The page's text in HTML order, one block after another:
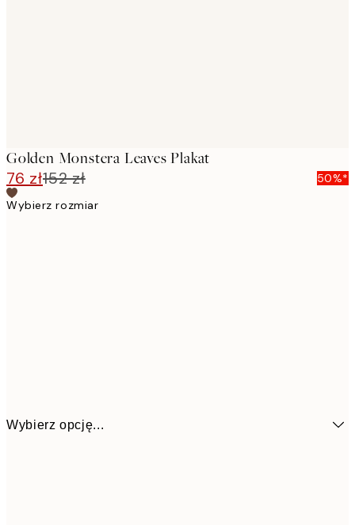
Golden Monstera Leaves Plakat
76 zł152 zł
50%*
Wybierz rozmiar
Wybierz opcję...